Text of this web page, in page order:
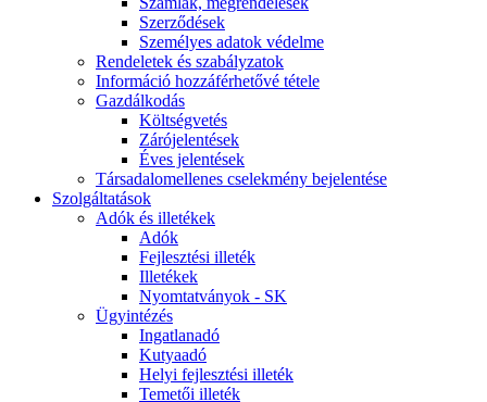
Szerződések
Személyes adatok védelme
Rendeletek és szabályzatok
Információ hozzáférhetővé tétele
Gazdálkodás
Költségvetés
Zárójelentések
Éves jelentések
Társadalomellenes cselekmény bejelentése
Szolgáltatások
Adók és illetékek
Adók
Fejlesztési illeték
Illetékek
Nyomtatványok - SK
Ügyintézés
Ingatlanadó
Kutyaadó
Helyi fejlesztési illeték
Temetői illeték